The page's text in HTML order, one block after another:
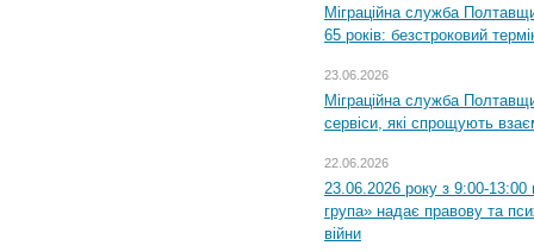
Міграційна служба
65 років: безстроковий
23.06.2026
Міграційна служба
сервіси, які спрощують
22.06.2026
23.06.2026 року з 9:00-13:00
група» надає правову та
війни